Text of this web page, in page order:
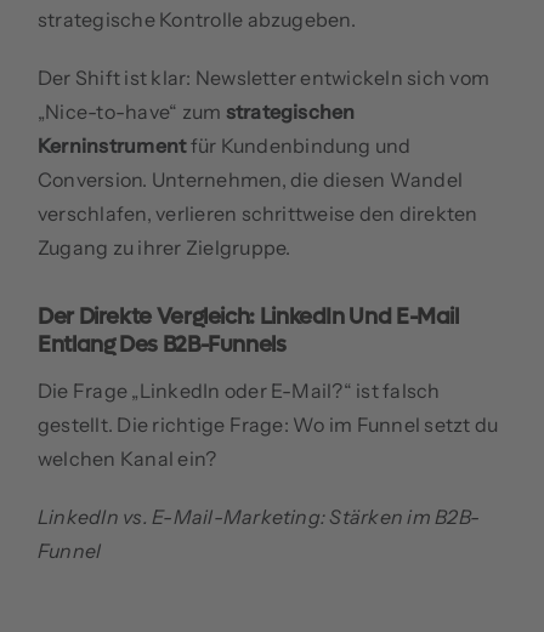
strategische Kontrolle abzugeben.
Der Shift ist klar: Newsletter entwickeln sich vom
„Nice-to-have“ zum strategischen
Kerninstrumentfür Kundenbindung und
Conversion. Unternehmen, die diesen Wandel
verschlafen, verlieren schrittweise den direkten
Zugang zu ihrer Zielgruppe.
Der Direkte Vergleich: LinkedIn Und E-Mail
Entlang Des B2B-Funnels
Die Frage „LinkedIn oder E-Mail?“ ist falsch
gestellt. Die richtige Frage: Wo im Funnel setzt du
welchen Kanal ein?
LinkedIn vs. E-Mail-Marketing: Stärken im B2B-
Funnel